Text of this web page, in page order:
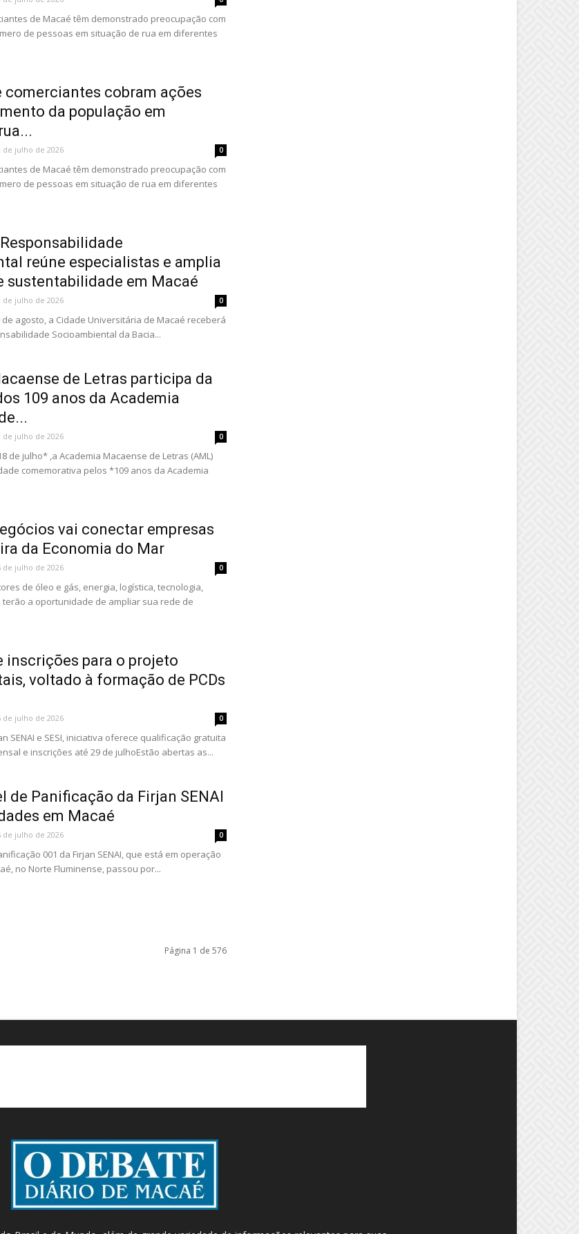
de Macaé têm demonstrado preocupação com
de pessoas em situação de rua em diferentes
comerciantes cobram ações
da população em
de julho de 2026 0
de Macaé têm demonstrado preocupação com
de pessoas em situação de rua em diferentes
reúne especialistas e amplia
sustentabilidade em Macaé
de julho de 2026 0
de agosto, a Cidade Universitária de Macaé receberá
Socioambiental da Bacia...
de Letras participa da
109 anos da Academia
de julho de 2026 0
de julho* ,a Academia Macaense de Letras (AML)
comemorativa pelos *109 anos da Academia
vai conectar empresas
da Economia do Mar
de julho de 2026 0
de óleo e gás, energia, logística, tecnologia,
terão a oportunidade de ampliar sua rede de
inscrições para o projeto
voltado à formação de PCDs
de julho de 2026 0
SENAI e SESI, iniciativa oferece qualificação gratuita
e inscrições até 29 de julhoEstão abertas as...
de Panificação da Firjan SENAI
em Macaé
de julho de 2026 0
001 da Firjan SENAI, que está em operação
no Norte Fluminense, passou por...
Página 1 de 576